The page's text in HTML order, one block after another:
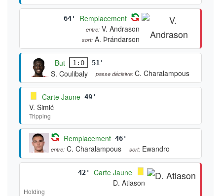
64' Remplacement
entre: V. Andrason
sort: A. Þrándarson
But 1:0 51'
S. Coulibaly passe décisive:C. Charalampous
Carte Jaune 49'
V. Simić
Tripping
Remplacement 46'
entre: C. Charalampous sort: Ewandro
42'
Carte Jaune
D. Atlason
Holding